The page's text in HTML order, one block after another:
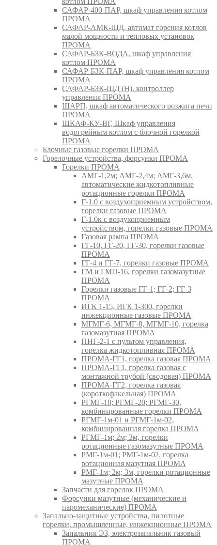
САФАР-400-ПАР, шкаф управления котлом
ПРОМА
САФАР-АМК-ЩД, автомат горения котлов
малой мощности и тепловых установок
ПРОМА
САФАР-БЗК-ВОДА, шкаф управления
котлом ПРОМА
САФАР-БЗК-ПАР, шкаф управления котлом
ПРОМА
САФАР-БЗК-ЩД (Н), контроллер
управления ПРОМА
ШАРП, шкаф автоматического розжига печи
ПРОМА
ШКАФ-КУ-ВГ, Шкаф управления
водогрейным котлом с блочной горелкой
ПРОМА
Блочные газовые горелки ПРОМА
Горелочные устройства, форсунки ПРОМА
Горелки ПРОМА
АМГ-1,2м; АМГ-2,4м; АМГ-3,6м,
автоматические жидкотопливные
ротационные горелки ПРОМА
Г-1.0 с воздухоприемным устройством,
горелки газовые ПРОМА
Г-1.0к с воздухоприемным
устройством, горелки газовые ПРОМА
Газовая рампа ПРОМА
ГГ-10, ГГ-20, ГГ-30, горелки газовые
ПРОМА
ГГ-4 и ГГ-7, горелки газовые ПРОМА
ГМ и ГМП-16, горелки газомазутные
ПРОМА
Горелки газовые ГГ-1; ГГ-2; ГГ-3
ПРОМА
ИГК 1-15, ИГК 1-300, горелки
инжекционные газовые ПРОМА
МГМГ-6, МГМГ-8, МГМГ-10, горелка
газомазутная ПРОМА
ПНГ-2-1 с пультом управления,
горелка жидкотопливная ПРОМА
ПРОМА-ГГ1, горелка газовая ПРОМА
ПРОМА-ГГ1, горелка газовая с
монтажной трубой (сводовая) ПРОМА
ПРОМА-ГГ2, горелка газовая
(короткофакельная) ПРОМА
РГМГ-10; РГМГ-20; РГМГ-30,
комбинированные горелки ПРОМА
РГМГ-1м-01 и РГМГ-1м-02,
комбинированная горелка ПРОМА
РГМГ-1м; 2м; 3м, горелки
ротационные газомазутные ПРОМА
РМГ-1м-01; РМГ-1м-02, горелка
ротационная мазутная ПРОМА
РМГ-1м; 2м; 3м, горелки ротационные
мазутные ПРОМА
Запчасти для горелок ПРОМА
Форсунки мазутные (механические и
паромеханические) ПРОМА
Запально-защитные устройства, пилотные
горелки, промышленные, инжекционные ПРОМА
Запальник ЭЗ, электрозапальник газовый
ПРОМА